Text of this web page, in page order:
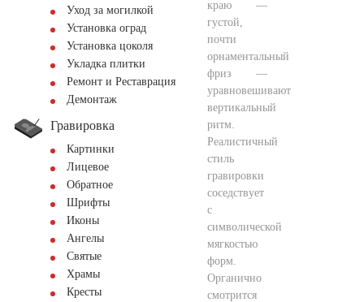
Уход за могилкой
Установка оград
Установка цоколя
Укладка плитки
Ремонт и Реставрация
Демонтаж
Гравировка
Картинки
Лицевое
Обратное
Шрифты
Иконы
Ангелы
Святые
Храмы
Кресты
краю —
густой,
почти
орнаментальный
фриз —
уравновешивают
вертикальный
ритм.
Реалистичный
стиль
гравировки
соседствует
с
символической
мягкостью
форм.
Органично
смотрится